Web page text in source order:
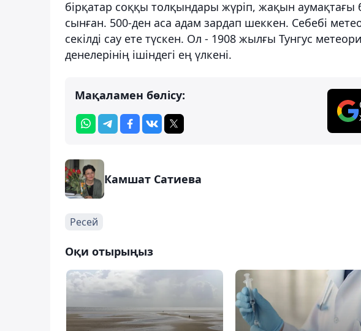
бірқатар соққы толқындары жүріп, жақын аумақтағы
сынған. 500-ден аса адам зардап шеккен. Себебі
секілді сау ете түскен. Ол - 1908 жылғы Тунгус
денелерінің ішіндегі ең үлкені.
Мақаламен бөлісу:
Камшат Сатиева
Ресей
Оқи отырыңыз